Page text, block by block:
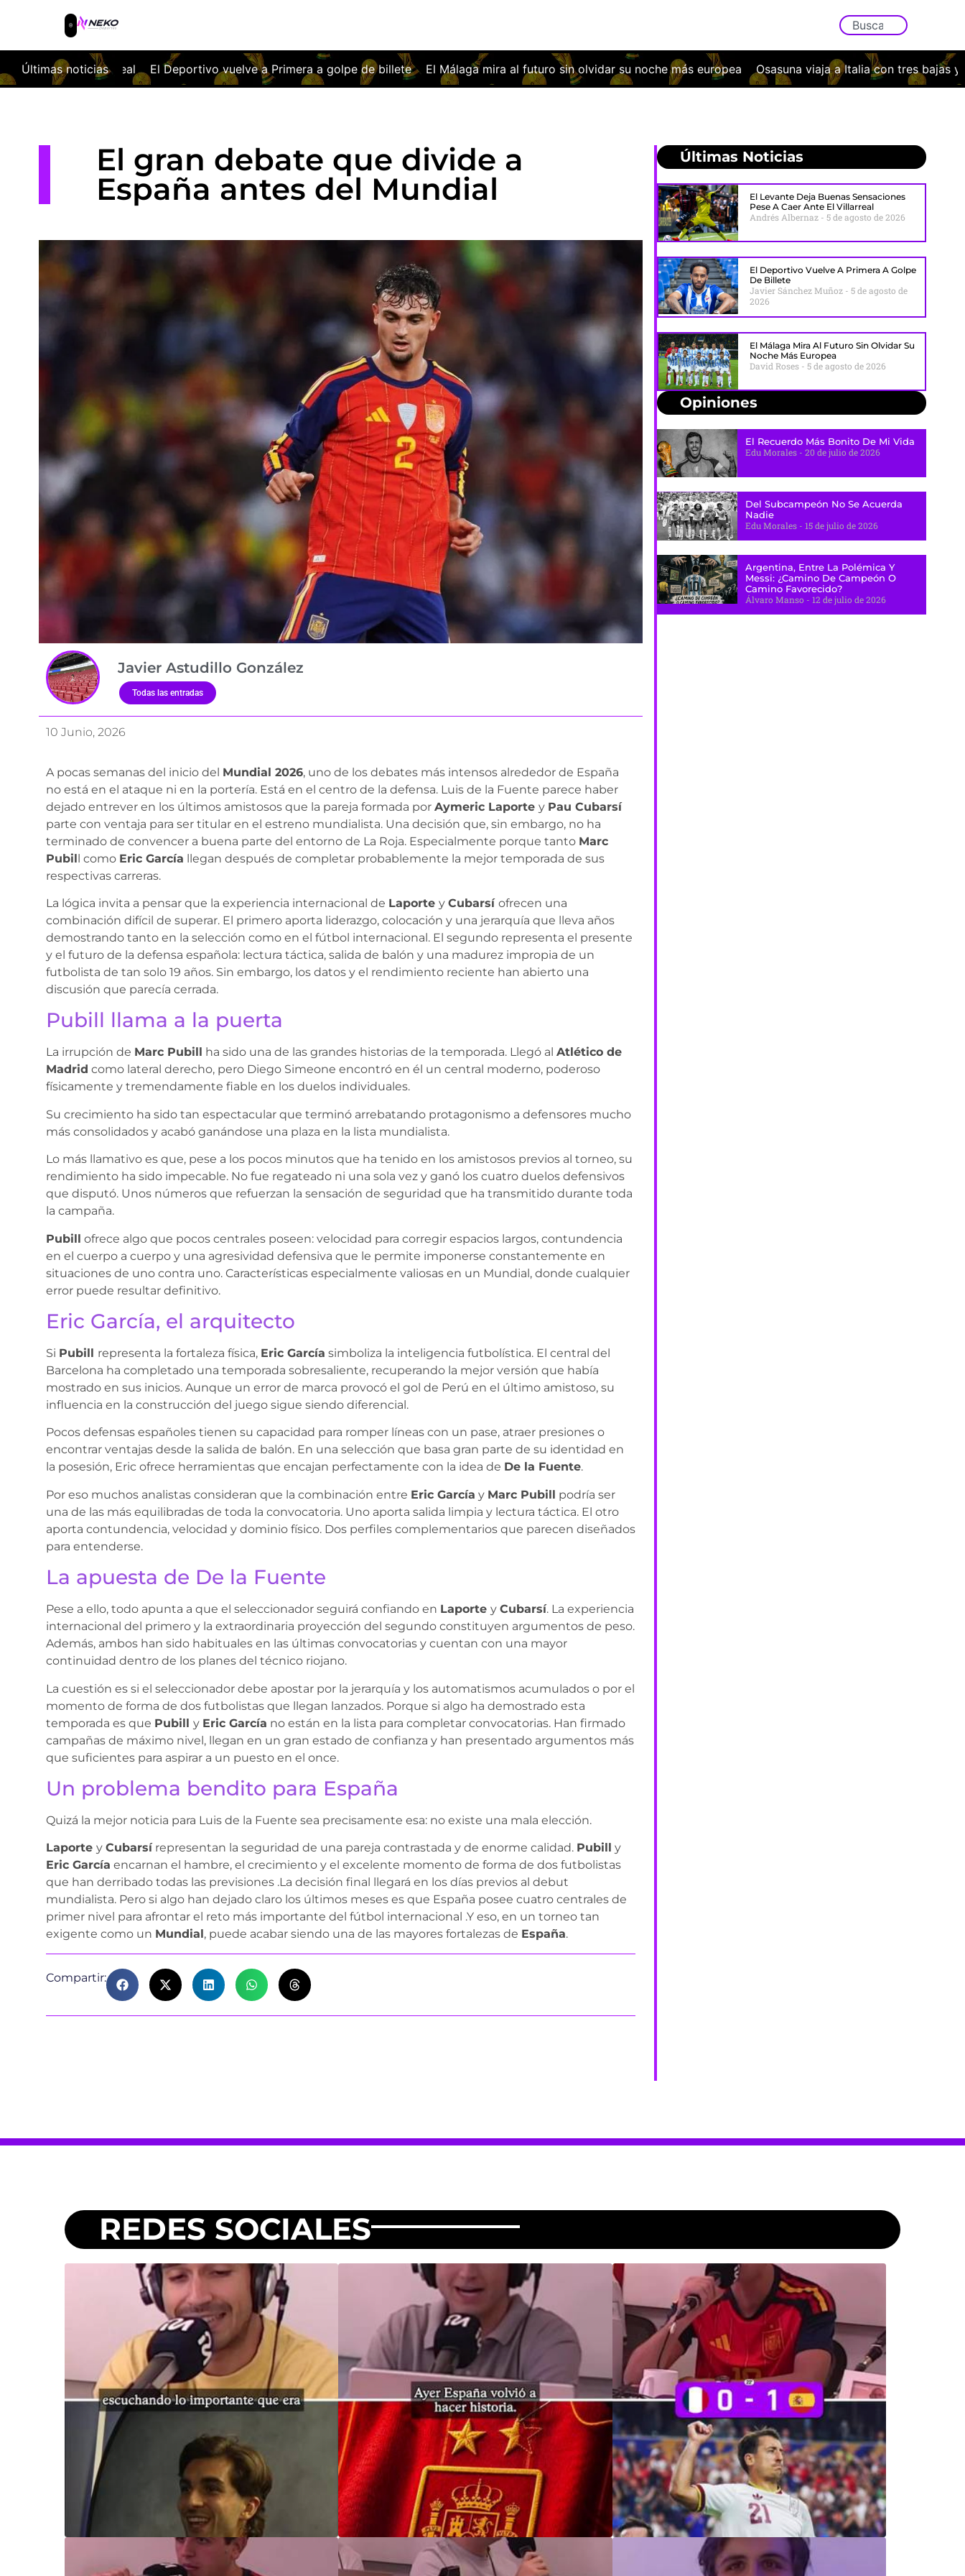
Últimas noticias
Deportivo vuelve a Primera a golpe de billete El Málaga mira al futuro sin olvidar su noche más europea Osasuna viaja a Italia con tres bajas y un exigente examen ante el
El gran debate que divide a
España antes del Mundial
Javier Astudillo González
Todas las entradas
10 Junio, 2026
A pocas semanas del inicio del Mundial 2026, uno de los debates más intensos alrededor de España
no está en el ataque ni en la portería. Está en el centro de la defensa. Luis de la Fuente parece haber
dejado entrever en los últimos amistosos que la pareja formada por Aymeric Laporte y Pau Cubarsí
parte con ventaja para ser titular en el estreno mundialista. Una decisión que, sin embargo, no ha
terminado de convencer a buena parte del entorno de La Roja. Especialmente porque tanto Marc
Pubill como Eric García llegan después de completar probablemente la mejor temporada de sus
respectivas carreras.
La lógica invita a pensar que la experiencia internacional de Laporte y Cubarsí ofrecen una
combinación difícil de superar. El primero aporta liderazgo, colocación y una jerarquía que lleva años
demostrando tanto en la selección como en el fútbol internacional. El segundo representa el presente
y el futuro de la defensa española: lectura táctica, salida de balón y una madurez impropia de un
futbolista de tan solo 19 años. Sin embargo, los datos y el rendimiento reciente han abierto una
discusión que parecía cerrada.
Pubill llama a la puerta
La irrupción de Marc Pubill ha sido una de las grandes historias de la temporada. Llegó al Atlético de
Madrid como lateral derecho, pero Diego Simeone encontró en él un central moderno, poderoso
físicamente y tremendamente fiable en los duelos individuales.
Su crecimiento ha sido tan espectacular que terminó arrebatando protagonismo a defensores mucho
más consolidados y acabó ganándose una plaza en la lista mundialista.
Lo más llamativo es que, pese a los pocos minutos que ha tenido en los amistosos previos al torneo, su
rendimiento ha sido impecable. No fue regateado ni una sola vez y ganó los cuatro duelos defensivos
que disputó. Unos números que refuerzan la sensación de seguridad que ha transmitido durante toda
la campaña.
Pubill ofrece algo que pocos centrales poseen: velocidad para corregir espacios largos, contundencia
en el cuerpo a cuerpo y una agresividad defensiva que le permite imponerse constantemente en
situaciones de uno contra uno. Características especialmente valiosas en un Mundial, donde cualquier
error puede resultar definitivo.
Eric García, el arquitecto
Si Pubill representa la fortaleza física, Eric García simboliza la inteligencia futbolística. El central del
Barcelona ha completado una temporada sobresaliente, recuperando la mejor versión que había
mostrado en sus inicios. Aunque un error de marca provocó el gol de Perú en el último amistoso, su
influencia en la construcción del juego sigue siendo diferencial.
Pocos defensas españoles tienen su capacidad para romper líneas con un pase, atraer presiones o
encontrar ventajas desde la salida de balón. En una selección que basa gran parte de su identidad en
la posesión, Eric ofrece herramientas que encajan perfectamente con la idea de De la Fuente.
Por eso muchos analistas consideran que la combinación entre Eric García y Marc Pubill podría ser
una de las más equilibradas de toda la convocatoria. Uno aporta salida limpia y lectura táctica. El otro
aporta contundencia, velocidad y dominio físico. Dos perfiles complementarios que parecen diseñados
para entenderse.
La apuesta de De la Fuente
Pese a ello, todo apunta a que el seleccionador seguirá confiando en Laporte y Cubarsí. La experiencia
internacional del primero y la extraordinaria proyección del segundo constituyen argumentos de peso.
Además, ambos han sido habituales en las últimas convocatorias y cuentan con una mayor
continuidad dentro de los planes del técnico riojano.
La cuestión es si el seleccionador debe apostar por la jerarquía y los automatismos acumulados o por el
momento de forma de dos futbolistas que llegan lanzados. Porque si algo ha demostrado esta
temporada es que Pubill y Eric García no están en la lista para completar convocatorias. Han firmado
campañas de máximo nivel, llegan en un gran estado de confianza y han presentado argumentos más
que suficientes para aspirar a un puesto en el once.
Un problema bendito para España
Quizá la mejor noticia para Luis de la Fuente sea precisamente esa: no existe una mala elección.
Laporte y Cubarsírepresentan la seguridad de una pareja contrastada y de enorme calidad. Pubill
y
Eric García encarnan el hambre, el crecimiento y el excelente momento de forma de dos futbolistas
que han derribado todas las previsiones .La decisión final llegará en los días previos al debut
mundialista. Pero si algo han dejado claro los últimos meses es que España posee cuatro centrales de
primer nivel para afrontar el reto más importante del fútbol internacional .Y eso, en un torneo tan
exigente como un Mundial , puede acabar siendo una de las mayores fortalezas de España.
Compartir:
Últimas Noticias
El Levante Deja Buenas Sensaciones
Pese A Caer Ante El Villarreal
Andrés Albernaz 5 de agosto de 2026
El Deportivo Vuelve A Primera A Golpe
De Billete
Javier Sánchez Muñoz
5 de agosto de
2026
El Málaga Mira Al Futuro Sin Olvidar Su
Noche Más Europea
David Roses 5 de agosto de 2026
Opiniones
El Recuerdo Más Bonito De Mi Vida
Edu Morales
20 de julio de 2026
Del Subcampeón No Se Acuerda
Nadie
Edu Morales
15 de julio de 2026
Argentina, Entre La Polémica Y
Messi: ¿camino De Campeón O
Camino Favorecido?
Álvaro Manso
12 de julio de 2026
REDES SOCIALES